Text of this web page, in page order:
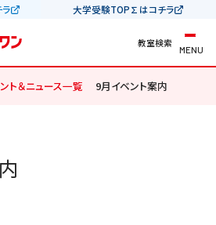
大学受験TOP∑はコチラ
教室検索
MENU
ト＆ニュース一覧 9月イベント案内